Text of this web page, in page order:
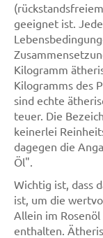
geeignet ist.
Kilogramm
Kilogramms des
sind echte
teuer. Die
keinerlei
dagegen die
Öl".
Wichtig ist, dass
ist, um die
Allein im
enthalten.